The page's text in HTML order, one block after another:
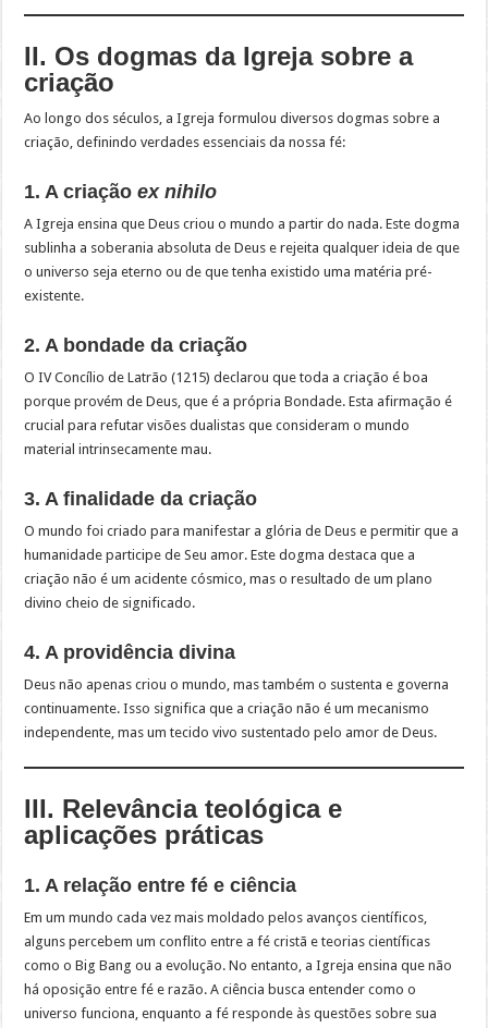
II. Os dogmas da Igreja sobre a
criação
Ao longo dos séculos, a Igreja formulou diversos dogmas sobre a
criação, definindo verdades essenciais da nossa fé:
1. A criaçãoex nihilo
A Igreja ensina que Deus criou o mundo a partir do nada. Este dogma
sublinha a soberania absoluta de Deus e rejeita qualquer ideia de que
o universo seja eterno ou de que tenha existido uma matéria pré-
existente.
2. A bondade da criação
O IV Concílio de Latrão (1215) declarou que toda a criação é boa
porque provém de Deus, que é a própria Bondade. Esta afirmação é
crucial para refutar visões dualistas que consideram o mundo
material intrinsecamente mau.
3. A finalidade da criação
O mundo foi criado para manifestar a glória de Deus e permitir que a
humanidade participe de Seu amor. Este dogma destaca que a
criação não é um acidente cósmico, mas o resultado de um plano
divino cheio de significado.
4. A providência divina
Deus não apenas criou o mundo, mas também o sustenta e governa
continuamente. Isso significa que a criação não é um mecanismo
independente, mas um tecido vivo sustentado pelo amor de Deus.
III. Relevância teológica e
aplicações práticas
1. A relação entre fé e ciência
Em um mundo cada vez mais moldado pelos avanços científicos,
alguns percebem um conflito entre a fé cristã e teorias científicas
como o Big Bang ou a evolução. No entanto, a Igreja ensina que não
há oposição entre fé e razão. A ciência busca entender como o
universo funciona, enquanto a fé responde às questões sobre sua